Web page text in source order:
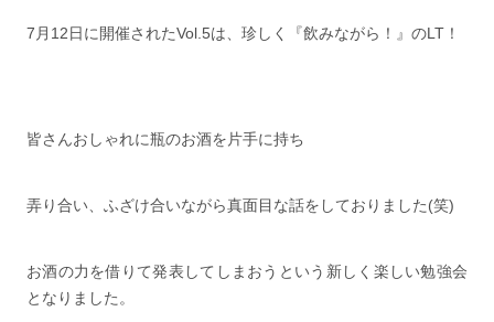
7月12日に開催されたVol.5は、珍しく『飲みながら！』のLT！
皆さんおしゃれに瓶のお酒を片手に持ち
弄り合い、ふざけ合いながら真面目な話をしておりました(笑)
お酒の力を借りて発表してしまおうという新しく楽しい勉強会
となりました。